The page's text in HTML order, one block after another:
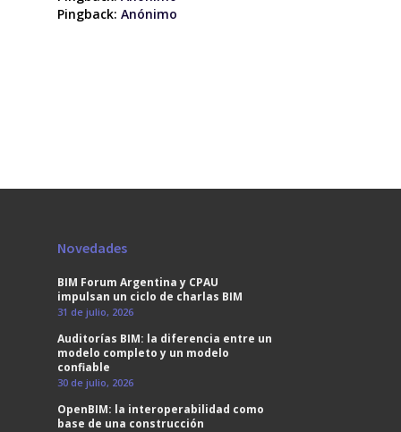
Pingback: Anónimo
Novedades
BIM Forum Argentina y CPAU
impulsan un ciclo de charlas BIM
31 de julio, 2026
Auditorías BIM: la diferencia entre un
modelo completo y un modelo
confiable
30 de julio, 2026
OpenBIM: la interoperabilidad como
base de una construcción